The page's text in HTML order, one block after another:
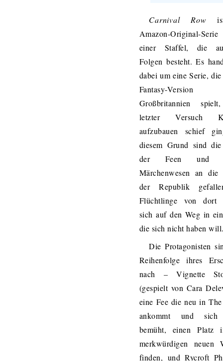
Carnival Row
Amazon-Original-
einer Staffel, die
Folgen besteht. Es
dabei um eine Serie,
Fantasy-
Großbritannien
letzter Versuch
aufzubauen schief
diesem Grund sind
der Feen und
Märchenwesen an die
der Republik
Flüchtlinge von dort
sich auf den Weg in
die sich nicht haben
Die Protagonisten
Reihenfolge ihres
nach – Vignette
(gespielt von Cara
eine Fee die neu in
ankommt und sich
bemüht, einen Platz
merkwürdigen neuen
finden, und Rycroft